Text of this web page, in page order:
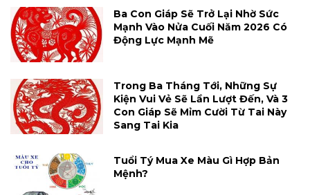
Ba Con Giáp Sẽ Trở Lại Nhờ Sức
Mạnh Vào Nửa Cuối Năm 2026 Có
Động Lực Mạnh Mẽ
Trong Ba Tháng Tới, Những Sự
Kiện Vui Vẻ Sẽ Lần Lượt Đến, Và 3
Con Giáp Sẽ Mỉm Cười Từ Tai Này
Sang Tai Kia
Tuổi Tý Mua Xe Màu Gì Hợp Bản
Mệnh?